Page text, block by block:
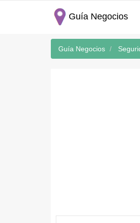
Guía Negocios
Guía Negocios